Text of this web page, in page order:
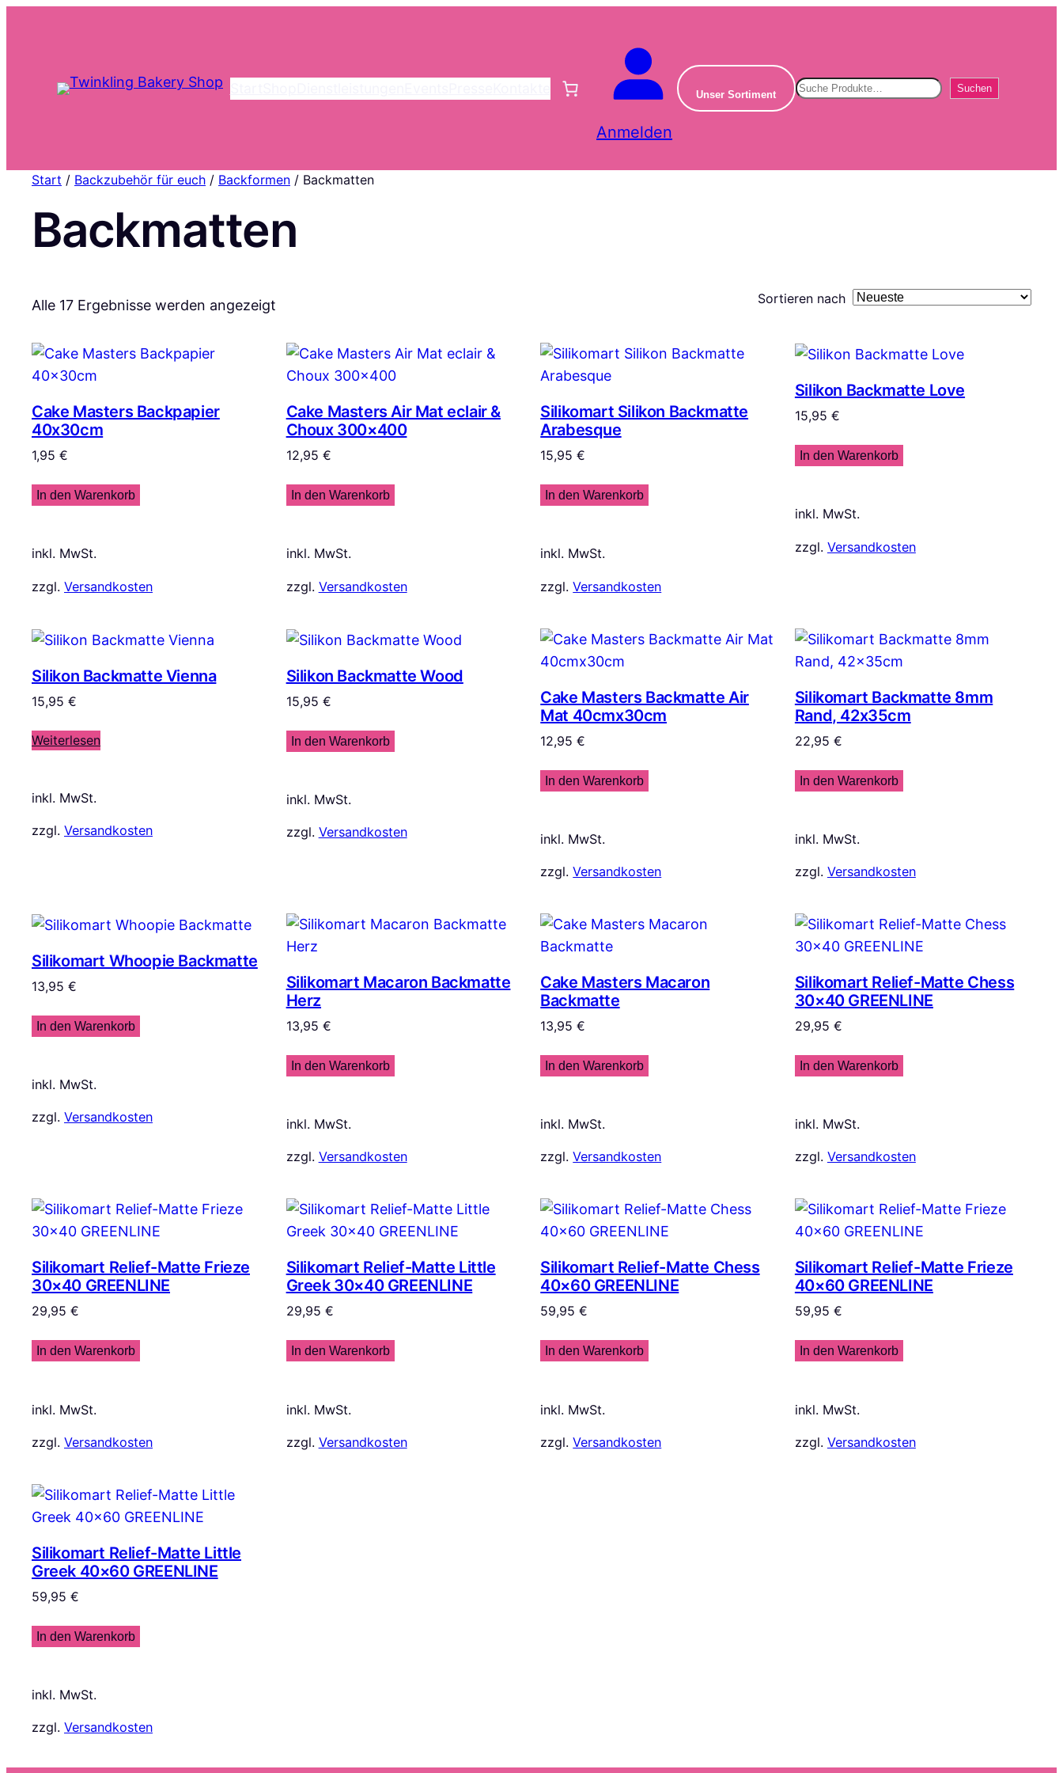
Anmelden
Unser Sortiment Suchen Suchen
Start / Backzubehör für euch / Backformen / Backmatten
Backmatten
Alle 17 Ergebnisse werden angezeigt
sortiert
Sortieren nach
Cake Masters Backpapier
40x30cm
1,95 €
In den Warenkorb
inkl. MwSt.
zzgl. Versandkosten
Cake Masters Air Mat eclair &
Choux 300×400
12,95 €
In den Warenkorb
inkl. MwSt.
zzgl. Versandkosten
Silikomart Silikon Backmatte
Arabesque
15,95€
In den Warenkorb
inkl. MwSt.
zzgl.Versandkosten
Silikon Backmatte Love
15,95 €
In den Warenkorb
inkl. MwSt.
zzgl. Versandkosten
Silikon Backmatte Vienna
15,95 €
Weiterlesen
inkl. MwSt.
zzgl. Versandkosten
Silikon Backmatte Wood
15,95 €
In den Warenkorb
inkl. MwSt.
zzgl. Versandkosten
Cake Masters Backmatte Air
Mat 40cmx30cm
12,95€
In den Warenkorb
inkl. MwSt.
zzgl.Versandkosten
Silikomart Backmatte 8mm
Rand, 42x35cm
22,95 €
In den Warenkorb
inkl. MwSt.
zzgl. Versandkosten
Silikomart Whoopie Backmatte
13,95 €
In den Warenkorb
inkl. MwSt.
zzgl. Versandkosten
Silikomart Macaron Backmatte
Herz
13,95 €
In den Warenkorb
inkl. MwSt.
zzgl. Versandkosten
Cake Masters Macaron
Backmatte
13,95€
In den Warenkorb
inkl. MwSt.
zzgl.Versandkosten
Silikomart Relief-Matte Chess
30×40 GREENLINE
29,95 €
In den Warenkorb
inkl. MwSt.
zzgl. Versandkosten
Silikomart Relief-Matte Frieze
30×40 GREENLINE
29,95 €
In den Warenkorb
inkl. MwSt.
zzgl. Versandkosten
Silikomart Relief-Matte Little
Greek 30×40 GREENLINE
29,95 €
In den Warenkorb
inkl. MwSt.
zzgl. Versandkosten
Silikomart Relief-Matte Chess
40×60 GREENLINE
59,95€
In den Warenkorb
inkl. MwSt.
zzgl.Versandkosten
Silikomart Relief-Matte Frieze
40×60 GREENLINE
59,95 €
In den Warenkorb
inkl. MwSt.
zzgl. Versandkosten
Silikomart Relief-Matte Little
Greek 40×60 GREENLINE
59,95 €
In den Warenkorb
inkl. MwSt.
zzgl. Versandkosten